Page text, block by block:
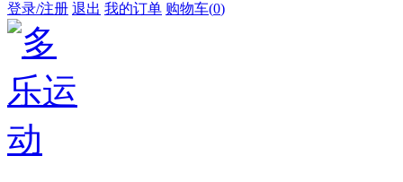
登录/注册 退出 我的订单 购物车(0)